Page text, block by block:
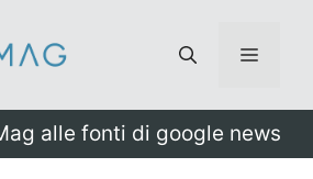
Menu
alle fonti di google news